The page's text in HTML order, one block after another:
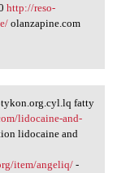
http://reso-
olanzapine.com
fatty
lidocaine-and-
lidocaine and
item/angeliq/-